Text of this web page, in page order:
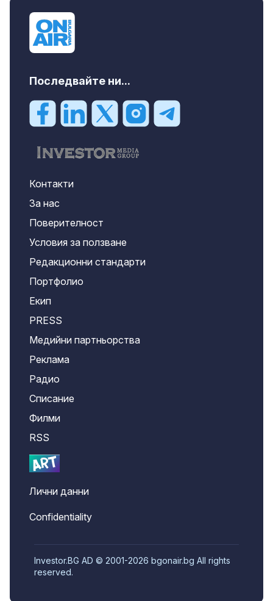
Последвайте ни...
Контакти
За нас
Поверителност
Условия за ползване
Редакционни стандарти
Портфолио
Екип
PRESS
Медийни партньорства
Реклама
Радио
Списание
Филми
RSS
Лични данни
Confidentiality
Investor.BG AD © 2001-2026 bgonair.bg All rights
reserved.